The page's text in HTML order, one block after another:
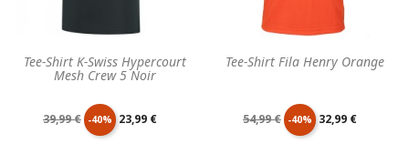
Tee-Shirt K-Swiss Hypercourt
Mesh Crew 5 Noir
Prix
39,99 € -40% Prix
23,99 €
Tee-Shirt Fila Henry Orange
Prix
54,99 € -40% Prix
32,99 €